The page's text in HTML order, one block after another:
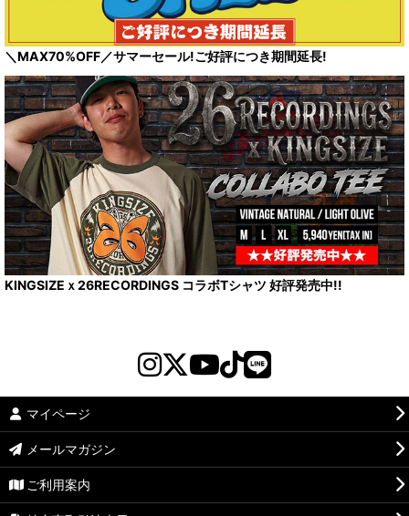
＼MAX70%OFF／サマーセール!ご好評につき期間延長!
KINGSIZEｘ26RECORDINGS コラボTシャツ 好評発売中!!
マイページ
メールマガジン
ご利用案内